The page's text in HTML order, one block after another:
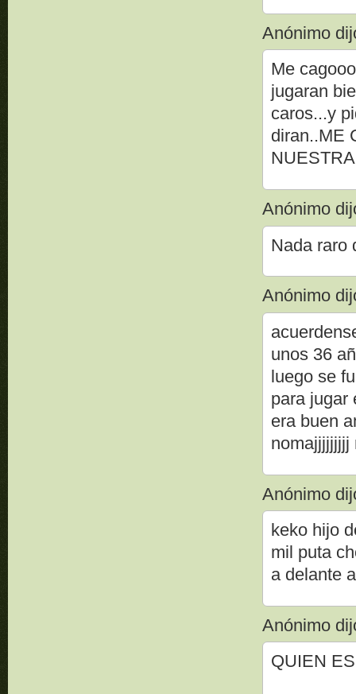
Anónimo
Me
jugaran
caros...y
diran..ME
NUESTRA
Anónimo
Nada raro
Anónimo
unos 36
luego se
para jugar
era buen
nomajjjjjjjjj
Anónimo
keko hijo
mil puta
a delante
Anónimo
QUIEN